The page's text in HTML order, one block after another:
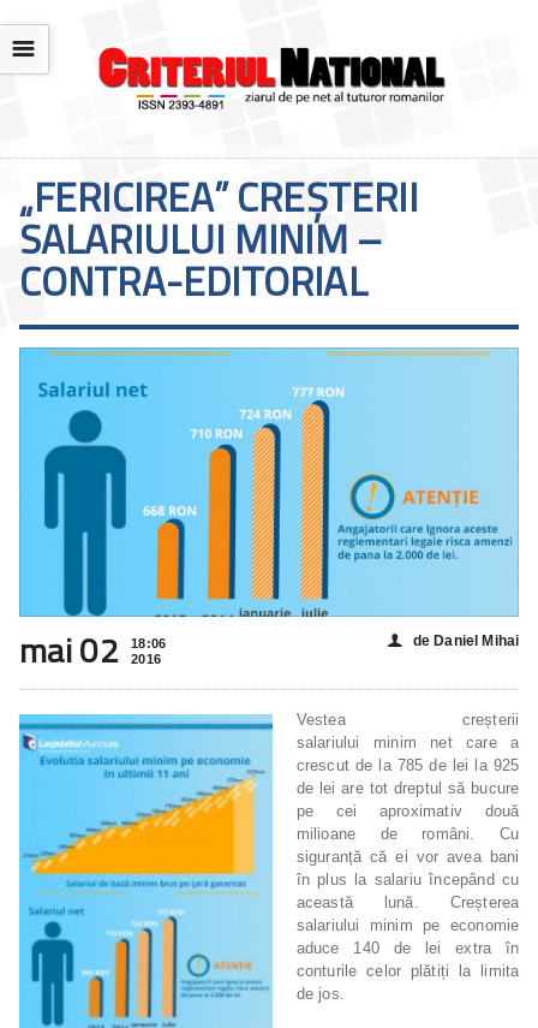
☰
„FERICIREA” CREȘTERII
SALARIULUI MINIM –
CONTRA-EDITORIAL
mai 02
18:06
2016
👤 de Daniel Mihai
Vestea creșterii
salariului minim net carea
crescut de la 785 de lei la 925
de lei are tot dreptul să bucure
pe cei aproximativ două
milioane de români. Cu
siguranță că ei vor avea bani
în plus la salariu începând cu
această lună. Creșterea
salariului minim pe economie
aduce 140 de lei extra în
conturile celor plătiți la limita
de jos.